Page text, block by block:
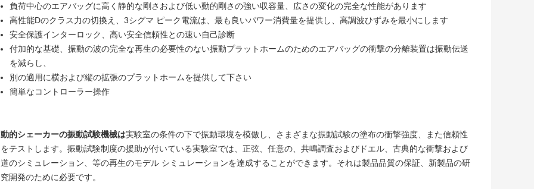
負荷中心のエアバッグに高く静的な剛さおよび低い動的剛さの強い収容量、広さの変化の完全な性能があります
高性能Dのクラス力の切換え、3シグマ ピーク電流は、最も良いパワー消費量を提供し、高調波ひずみを最小にします
安全保護インターロック、高い安全信頼性との速い自己診断
付加的な基礎、振動の波の完全な再生の必要性のない振動プラットホームのためのエアバッグの衝撃の分離装置は振動伝送
を減らし、
別の適用に横および縦の拡張のプラットホームを提供して下さい
簡単なコントローラー操作
動的シェーカーの振動試験機械は実験室の条件の下で振動環境を模倣し、さまざまな振動試験の塗布の衝撃強度、また信頼性
をテストします。振動試験制度の援助が付いている実験室では、正弦、任意の、共鳴調査およびドエル、古典的な衝撃および
道のシミュレーション、等の再生のモデル シミュレーションを達成することができます。それは製品品質の保証、新製品の研
究開発のために必要です。